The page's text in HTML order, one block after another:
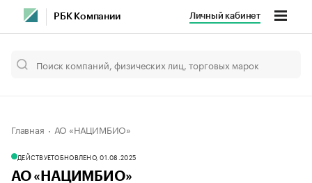
РБК Компании Личный кабинет
Главная АО «НАЦИМБИО»
ДЕЙСТВУЕТОБНОВЛЕНО, 01.08.2025
АО «НАЦИМБИО»